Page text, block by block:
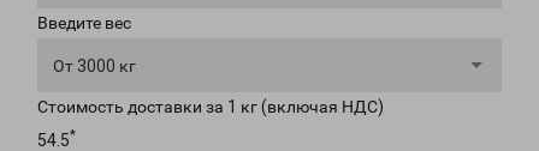
Введите вес
От 3000 кг
Стоимость доставки за 1 кг (включая НДС)
54.5*